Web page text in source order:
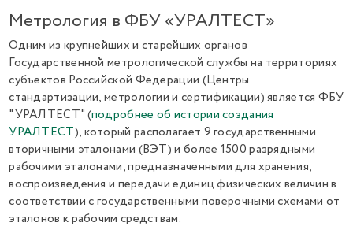
Метрология в ФБУ «УРАЛТЕСТ»
Одним из крупнейших и старейших органов
Государственной метрологической службы на территориях
субъектов Российской Федерации (Центры
стандартизации, метрологии и сертификации) является ФБУ
"УРАЛТЕСТ" (подробнее об истории создания
УРАЛТЕСТ), который располагает 9 государственными
вторичными эталонами (ВЭТ) и более 1500 разрядными
рабочими эталонами, предназначенными для хранения,
воспроизведения и передачи единиц физических величин в
соответствии с государственными поверочными схемами от
эталонов к рабочим средствам.